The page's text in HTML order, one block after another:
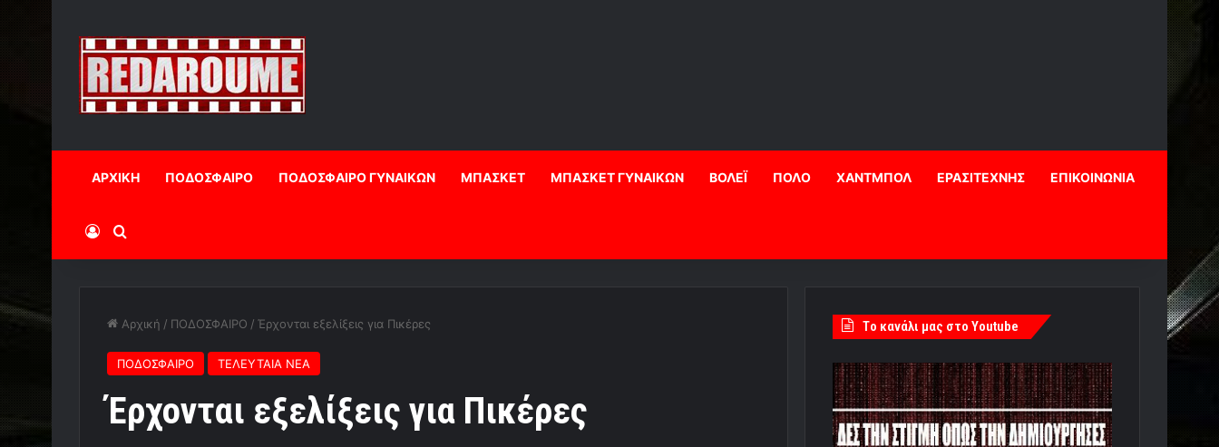
ΑΡΧΙΚΗ ΠΟΔΟΣΦΑΙΡΟ ΠΟΔΟΣΦΑΙΡΟ ΓΥΝΑΙΚΩΝ ΜΠΑΣΚΕΤ ΜΠΑΣΚΕΤ ΓΥΝΑΙΚΩΝ ΒΟΛΕΪ ΠΟΛΟ ΧΑΝΤΜΠΟΛ ΕΡΑΣΙΤΕΧΝΗΣ ΕΠΙΚΟΙΝΩΝΙΑ
Log InΑναζήτηση
Αρχική / ΠΟΔΟΣΦΑΙΡΟ / Έρχονται εξελίξεις για Πικέρες
ΠΟΔΟΣΦΑΙΡΟ ΤΕΛΕΥΤΑΙΑ ΝΕΑ
Έρχονται εξελίξεις για Πικέρες
Tο κανάλι μας στο Youtube